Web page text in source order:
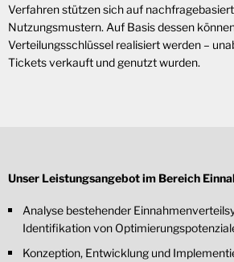
Verfahren stützen sich auf
Nutzungsmustern. Auf Basis dessen
Verteilungsschlüssel realisiert werden –
Tickets verkauft und genutzt wurden.
Unser Leistungsangebot im Bereich
Analyse bestehender
Identifikation von
Konzeption, Entwicklung und